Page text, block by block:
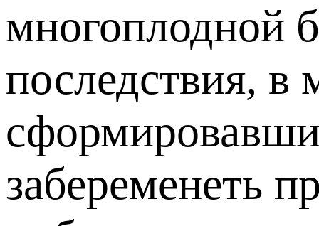
многоплодной
последствия, в
забеременеть